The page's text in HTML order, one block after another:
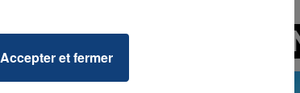
A
Accepter et fermer